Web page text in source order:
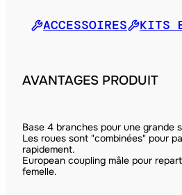
ACCESSOIRES KITS
AVANTAGES PRODUIT
Base 4 branches pour une grande
Les roues sont "combinées" pour
rapidement.
European coupling mâle pour
femelle.